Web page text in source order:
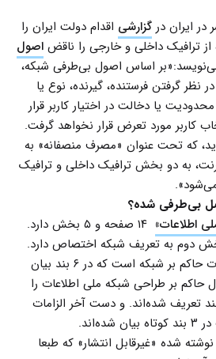
ایران در گزارشی اقدام دولت ایران را
از ترافیک داخلی و خارجی را ناقض اصول
اساس اصول بی‌طرفی شبکه،
نظر گرفتن فرستنده، گیرنده، نوع یا
یا دخالت در اختیار کاربر قرار
کاربر مورد تعرض قرار نخواهد گرفت.
که تحت عنوان «مصرف منصفانه» به
به دو بخش ترافیک داخلی و ترافیک
بی‌طرفی شده؟
اطلاعات»
۱۴ صفحه و ۵ بخش دارد.
دوم به تعریف شبکه اختصاص دارد.
بخش سوم مربوط به الزامات حاکم بر شبکه است که در ۶ بند بیان
بر طراحی شبکه ملی اطلاعات را
کرده مفصلا در ۶ بند تعریف شده‌‌اند. و دست آخر الزامات
مقابل ۵ مورد نوشته شده «غیرقابل انتشار» که طبعا